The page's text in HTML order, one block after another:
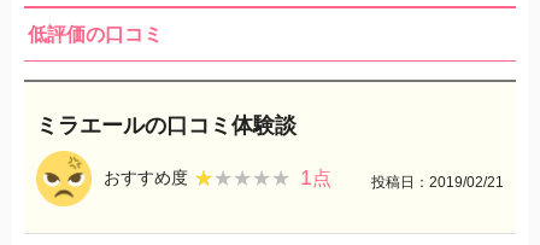
低評価の口コミ
ミラエールの口コミ体験談
おすすめ度 ★★★★★
★★★★★ 1点 投稿日：2019/02/21